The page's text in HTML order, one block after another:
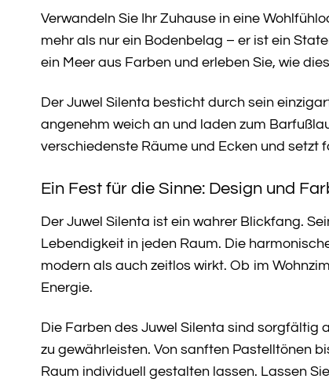
Verwandeln Sie Ihr Zuhause in eine
mehr als nur ein Bodenbelag – er ist ein
ein Meer aus Farben und erleben Sie, wie
Der Juwel Silenta besticht durch sein
angenehm weich an und laden zum
verschiedenste Räume und Ecken und setzt
Ein Fest für die Sinne: Design und
Der Juwel Silenta ist ein wahrer Blickfang.
Lebendigkeit in jeden Raum. Die
modern als auch zeitlos wirkt. Ob im
Energie.
Die Farben des Juwel Silenta sind
zu gewährleisten. Von sanften Pastelltönen
Raum individuell gestalten lassen. Lassen